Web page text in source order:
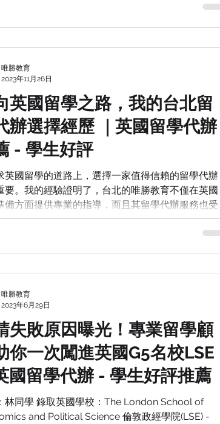
盾。這段申請歷程不只是她個人的努力，也是一場
英國留學之路，我的台北留
辦選擇經歷 ｜英國留學代辦
- 學生好評
英國留學的道路上，選擇一家值得信賴的留學代辦
要。我的經驗證明了，台北的唯勝教育不僅在英國
備方面提供專業的指導，而且其留學代辦服務也受
推薦。從第一次諮詢到最終成功申請到dream
，他們的專業顧問團隊在每一步都提供了無可比擬
唯勝教育
2023年11月26日
失敗原因曝光！專業留學顧
你一次闖進英國G5名校LSE
國留學代辦 - 學生好評推薦
林同學 錄取英國學校：The London School of
and Political Science 倫敦政經學院(LSE) -
唯勝教育
2023年6月29日